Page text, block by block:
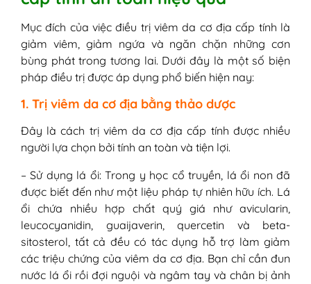
Mục đích của việc điều trị viêm da cơ địa cấp tính là
giảm viêm, giảm ngứa và ngăn chặn những cơn
bùng phát trong tương lai. Dưới đây là một số biện
pháp điều trị được áp dụng phổ biến hiện nay:
1. Trị viêm da cơ địa bằng thảo dược
Đây là cách trị viêm da cơ địa cấp tính được nhiều
người lựa chọn bởi tính an toàn và tiện lợi.
– Sử dụng lá ổi: Trong y học cổ truyền, lá ổi non đã
được biết đến như một liệu pháp tự nhiên hữu ích. Lá
ổi chứa nhiều hợp chất quý giá như avicularin,
leucocyanidin, guaijaverin, quercetin và beta-
sitosterol, tất cả đều có tác dụng hỗ trợ làm giảm
các triệu chứng của viêm da cơ địa. Bạn chỉ cần đun
nước lá ổi rồi đợi nguội và ngâm tay và chân bị ảnh